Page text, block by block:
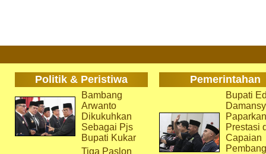
Politik & Peristiwa Pemerintahan
Bambang
Arwanto
Dikukuhkan
Sebagai Pjs
Bupati Kukar
Tiga Paslon
Bupati
Paparkan
Prestasi
Capaian